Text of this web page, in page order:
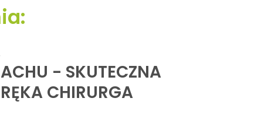
- SKUTECZNA
CHIRURGA